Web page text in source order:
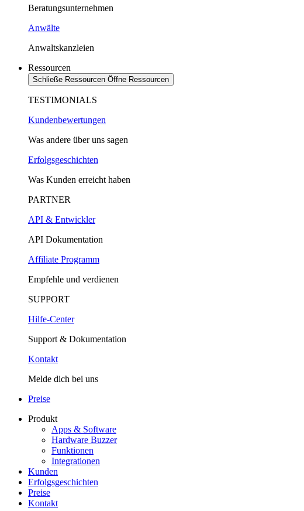
Beratungsunternehmen
Anwälte
Anwaltskanzleien
Ressourcen
Schließe Ressourcen Öffne Ressourcen
TESTIMONIALS
Kundenbewertungen
Was andere über uns sagen
Erfolgsgeschichten
Was Kunden erreicht haben
PARTNER
API & Entwickler
API Dokumentation
Affiliate Programm
Empfehle und verdienen
SUPPORT
Hilfe-Center
Support & Dokumentation
Kontakt
Melde dich bei uns
Preise
Produkt
Apps & Software
Hardware Buzzer
Funktionen
Integrationen
Kunden
Erfolgsgeschichten
Preise
Kontakt